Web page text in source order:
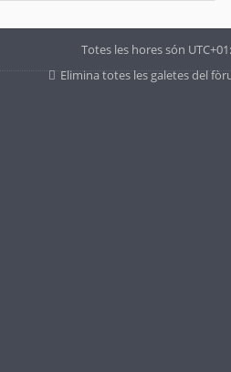
Totes les hores són
Elimina totes les galetes del